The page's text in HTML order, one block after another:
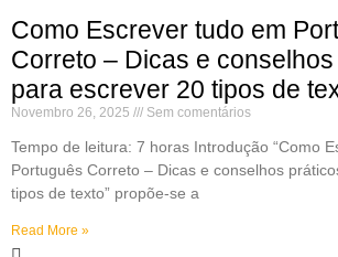
Como Escrever tudo em
Correto – Dicas e
para escrever 20 tipos de
Novembro 26, 2025 Sem comentários
Tempo de leitura: 7 horas Introdução “Como
Português Correto – Dicas e conselhos
tipos de texto” propõe-se a
Read More »